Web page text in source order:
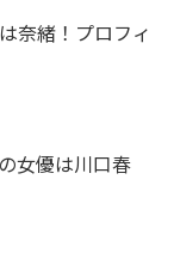
奈緒！プロフィ
女優は川口春